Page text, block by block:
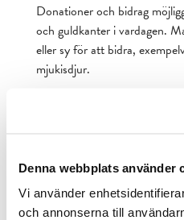
Denna webbplats använder
Vi använder
och annonserna till
Donationer och bidrag
och guldkanter i vardagen.
eller sy för att bidra,
mjukisdjur.